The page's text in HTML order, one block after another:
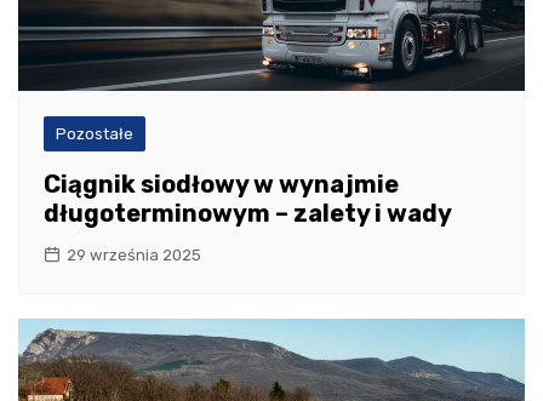
Pozostałe
Ciągnik siodłowy w wynajmie
długoterminowym – zalety i wady
29 września 2025